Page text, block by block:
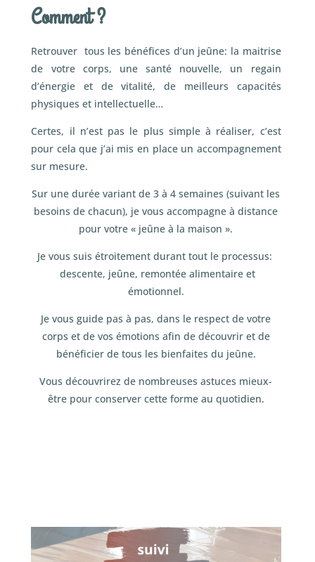
Comment ?
Retrouver tous les bénéfices d’un jeûne: la maitrise
de votre corps, une santé nouvelle, un regain
d’énergie et de vitalité, de meilleurs capacités
physiques et intellectuelle…
Certes, il n’est pas le plus simple à réaliser, c’est
pour cela que j’ai mis en place un accompagnement
sur mesure.
Sur une durée variant de 3 à 4 semaines (suivant les
besoins de chacun), je vous accompagne à distance
pour votre « jeûne à la maison ».
Je vous suis étroitement durant tout le processus:
descente, jeûne, remontée alimentaire et
émotionnel.
Je vous guide pas à pas, dans le respect de votre
corps et de vos émotions afin de découvrir et de
bénéficier de tous les bienfaites du jeûne.
Vous découvrirez de nombreuses astuces mieux-
être pour conserver cette forme au quotidien.